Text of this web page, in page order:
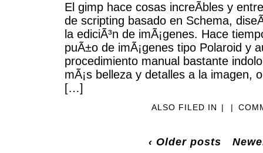
El gimp hace cosas increÃ­bles y
de scripting basado en Schema,
la ediciÃ³n de imÃ¡genes. Hace
puÃ±o de imÃ¡genes tipo Polaroid y
procedimiento manual bastante
mÃ¡s belleza y detalles a la imagen,
[…]
ALSO FILED IN | |
‹ Older posts